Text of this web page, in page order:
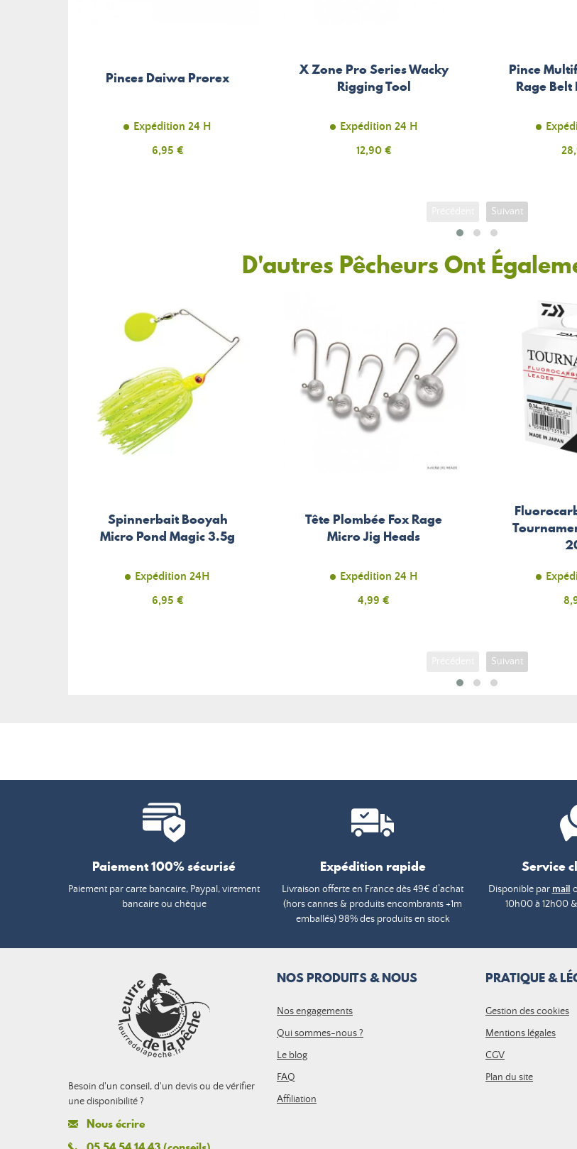
Pinces Daiwa Prorex
Expédition 24 H
Prix
6,95 €
X Zone Pro Series Wacky
Rigging Tool
Expédition 24 H
Prix
12,90 €
Pince
Rage
Suivant
D'autres Pêcheurs Ont
Spinnerbait Booyah
Micro Pond Magic 3.5g
Expédition 24H
Prix
6,95 €
Tête Plombée Fox Rage
Micro Jig Heads
Expédition 24 H
Prix
4,99 €
Suivant
Paiement 100% sécurisé
Paiement par carte bancaire, Paypal, virement
bancaire ou chèque
Expédition rapide
Livraison offerte en France dès 49€ d’achat
(hors cannes & produits encombrants +1m
emballés) 98% des produits en stock
Service
Disponible par mail
10h00 à 12h00
Besoin d'un conseil, d'un devis ou de vérifier
une disponibilité ?
Nous écrire
NOS PRODUITS & NOUS
Nos engagements
Qui sommes-nous ?
Le blog
FAQ
Affiliation
PRATIQUE &
Gestion des cookies
Mentions légales
CGV
Plan du site